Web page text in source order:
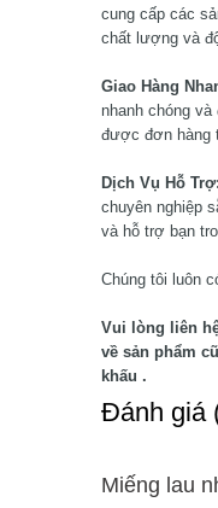
cung cấp các
chất lượng và
Giao Hàng
nhanh chóng
được đơn hàng
Dịch Vụ Hỗ Trợ:
chuyên nghiệp
và hỗ trợ bạn
Chúng tôi luôn
Vui lòng liên
về sản phẩm
khấu .
Ðánh giá
Miếng lau